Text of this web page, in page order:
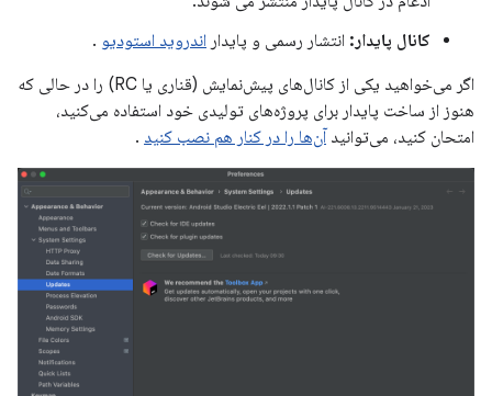
کانال پایدار: انتشار رسمی و پایدار اندروید استودیو .
اگر می‌خواهید یکی از کانال‌های پیش‌نمایش (قناری یا RC) را در حالی که
هنوز از ساخت پایدار برای پروژه‌های تولیدی خود استفاده می‌کنید،
امتحان کنید، می‌توانیدآن‌ها را در کنار هم نصب کنید .